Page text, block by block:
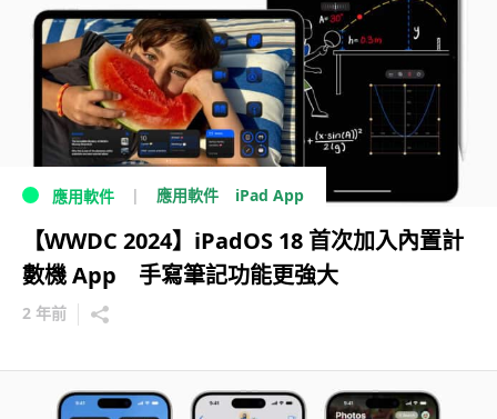
應用軟件 應用軟件 iPad App
【WWDC 2024】iPadOS 18 首次加入內置計
數機 App 手寫筆記功能更強大
2 年前